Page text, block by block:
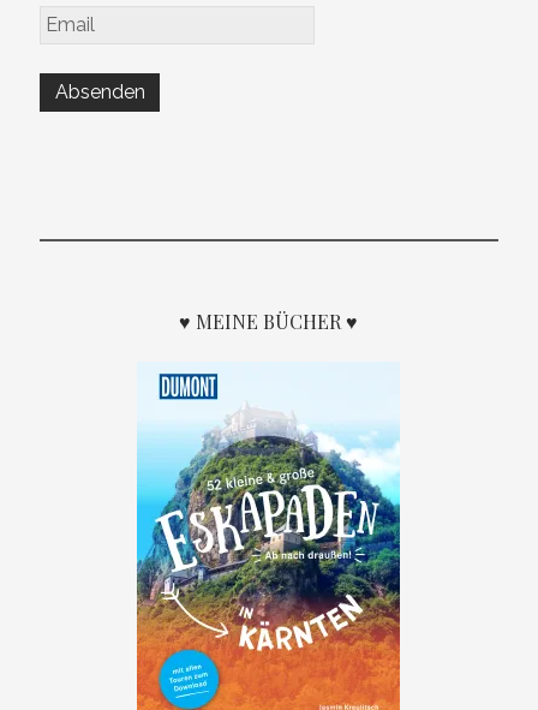
♥ MEINE BÜCHER ♥